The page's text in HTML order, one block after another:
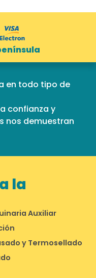
en todo tipo de
confianza y
nos demuestran
la
Auxiliar
y Termosellado